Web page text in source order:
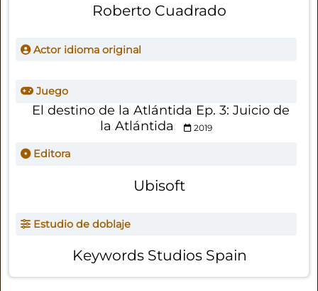
Roberto Cuadrado
Actor idioma original
Juego
El destino de la Atlántida Ep. 3: Juicio de
la Atlántida
2019
Editora
Ubisoft
Estudio de doblaje
Keywords Studios Spain